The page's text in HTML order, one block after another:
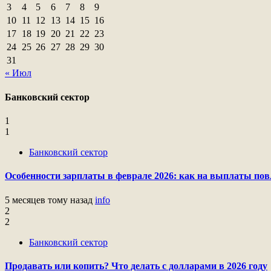
3
4 5 6 7 8
9
10 11 12 13 14 15 16
17 18 19 20 21 22 23
24 25 26 27 28 29 30
31
« Июл
Банковский сектор
1
1
Банковский сектор
Особенности зарплаты в феврале 2026: как на выплаты
5 месяцев тому назад info
2
2
Банковский сектор
Продавать или копить? Что делать с долларами в 2026 году